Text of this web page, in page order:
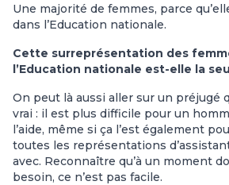
Une majorité de femmes, parce
dans l’Education nationale.
Cette surreprésentation des
l’Education nationale est-elle la
On peut là aussi aller sur un préjugé
vrai : il est plus difficile pour un
l’aide, même si ça l’est également
toutes les représentations
avec. Reconnaître qu’à un moment
besoin, ce n’est pas facile.